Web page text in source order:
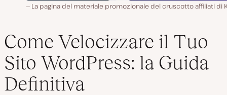
La pagina del materiale promozionale del cruscotto affiliati di
Come Velocizzare il Tuo
Sito WordPress: la Guida
Definitiva